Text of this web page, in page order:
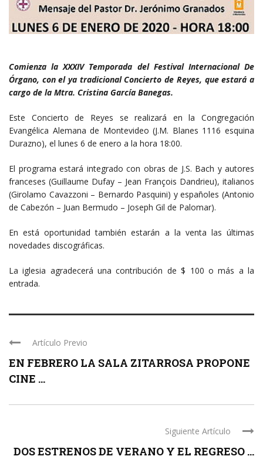
Comienza la XXXIV Temporada del Festival Internacional De
Órgano, con el ya tradicional Concierto de Reyes, que estará a
cargo de la Mtra. Cristina García Banegas.
Este Concierto de Reyes se realizará en la Congregación
Evangélica Alemana de Montevideo (J.M. Blanes 1116 esquina
Durazno), el lunes 6 de enero a la hora 18:00.
El programa estará integrado con obras de J.S. Bach y autores
franceses (Guillaume Dufay – Jean François Dandrieu), italianos
(Girolamo Cavazzoni – Bernardo Pasquini) y españoles (Antonio
de Cabezón – Juan Bermudo – Joseph Gil de Palomar).
En está oportunidad también estarán a la venta las últimas
novedades discográficas.
La iglesia agradecerá una contribución de $ 100 o más a la
entrada.
Artículo Previo
EN FEBRERO LA SALA ZITARROSA PROPONE
CINE ...
Siguiente Artículo
DOS ESTRENOS DE VERANO Y EL REGRESO ...